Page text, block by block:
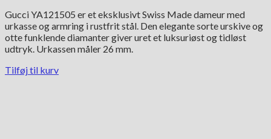
pris
var:
10,800.00 kr..
pris
er:
5,400.00 kr..
Gucci YA121505 er et eksklusivt Swiss Made dameur med
urkasse og armring i rustfrit stål. Den elegante sorte urskive og
otte funklende diamanter giver uret et luksuriøst og tidløst
udtryk. Urkassen måler 26 mm.
Tilføj til kurv